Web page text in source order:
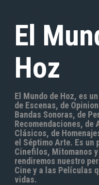
El
Hoz
El Mundo de Hoz, es
de Escenas, de
Bandas Sonoras, de
Recomendaciones,
Clásicos, de
el Séptimo Arte. Es un
Cinefilos, Mitomanos
rendiremos nuestro
Cine y a las Películas
vidas.